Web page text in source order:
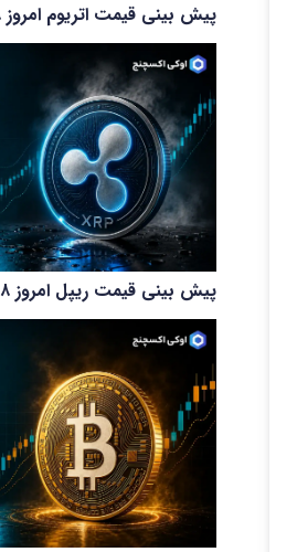
پیش بینی قیمت اتریوم امروز ۱۸ مرداد ۱۴۰۵
پیش بینی قیمت ریپل امروز ۱۸ مرداد ۱۴۰۵